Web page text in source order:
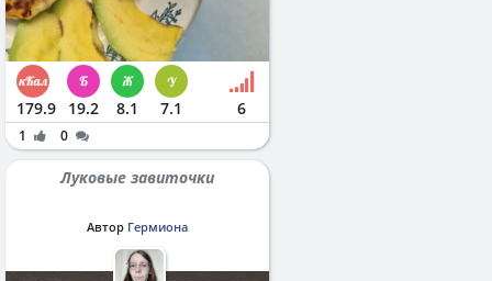
179.9 19.2 8.1 7.1 6
1 0
Луковые завиточки
Автор Гермиона